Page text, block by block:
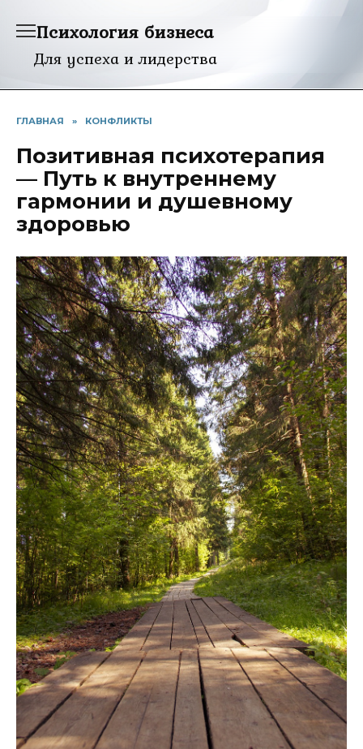
Психология бизнеса
Для успеха и лидерства
ГЛАВНАЯ » КОНФЛИКТЫ
Позитивная психотерапия
— Путь к внутреннему
гармонии и душевному
здоровью